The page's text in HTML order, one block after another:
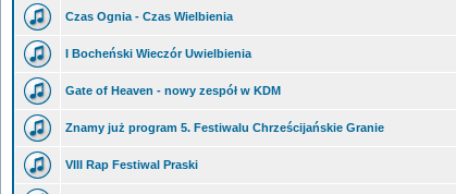
Czas Ognia - Czas Wielbienia
I Bocheński Wieczór Uwielbienia
Gate of Heaven - nowy zespół w KDM
Znamy już program 5. Festiwalu Chrześcijańskie Granie
VIII Rap Festiwal Praski